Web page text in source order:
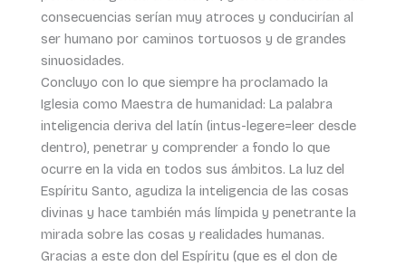
consecuencias serían muy atroces y conducirían al
ser humano por caminos tortuosos y de grandes
sinuosidades.
Concluyo con lo que siempre ha proclamado la
Iglesia como Maestra de humanidad: La palabra
inteligencia deriva del latín (intus-legere=leer desde
dentro), penetrar y comprender a fondo lo que
ocurre en la vida en todos sus ámbitos. La luz del
Espíritu Santo, agudiza la inteligencia de las cosas
divinas y hace también más límpida y penetrante la
mirada sobre las cosas y realidades humanas.
Gracias a este don del Espíritu (que es el don de